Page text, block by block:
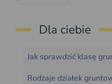
Dla ciebie
Jak sprawdzić klasę
Rodzaje działek